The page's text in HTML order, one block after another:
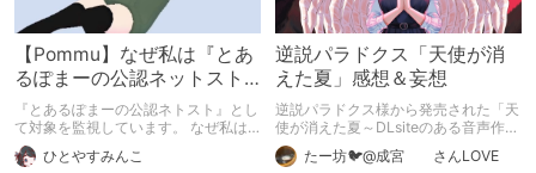
【Pommu】なぜ私は『とあ
るぽまーの公認ネットスト
ーカー』になったのか【出
会い編】
『とあるぽまーの公認ネトスト』とし
て対象を監視しています。 なぜ私は
このような行動をとるに至ったのか。
これまでのあゆみを振り返ります。
ひとやすみんこ
逆説パラドクス「天使が消
えた夏」感想＆妄想
逆説パラドクス様から発売された「天
使が消えた夏～DLsiteのある音声作品
について～」の感想です。 妄想も多
いです。たー坊🐦@成宮 さんLOVE